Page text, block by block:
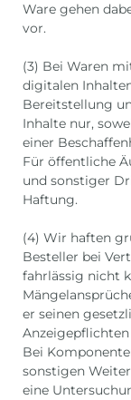
Ware gehen
vor.
(3) Bei Waren
digitalen
Bereitstellung
Inhalte nur,
einer
Für öffentliche
und sonstiger
Haftung.
(4) Wir haften
Besteller bei
fahrlässig nicht
er seinen
Anzeigepflichten
Bei
sonstigen
eine